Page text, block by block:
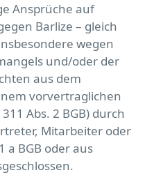
Ansprüche auf
Barlize – gleich
wegen
und/oder der
aus dem
vorvertraglichen
Abs. 2 BGB) durch
Mitarbeiter oder
a BGB oder aus